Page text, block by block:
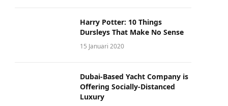
Harry Potter: 10 Things
Dursleys That Make No Sense
15 Januari 2020
Dubai-Based Yacht Company is
Offering Socially-Distanced
Luxury